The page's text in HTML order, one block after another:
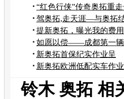
“红色行侠”传奇奥拓重走
千难万险
驾奥拓,走天涯—与奥拓
提新奥拓，曝光我的费用
如愿以偿——成都第一辆
拓诞生记
新奥拓首保纪实作业呈
献！！！！！！！
新奥拓欧洲低配实车作
铃木 奥拓 相